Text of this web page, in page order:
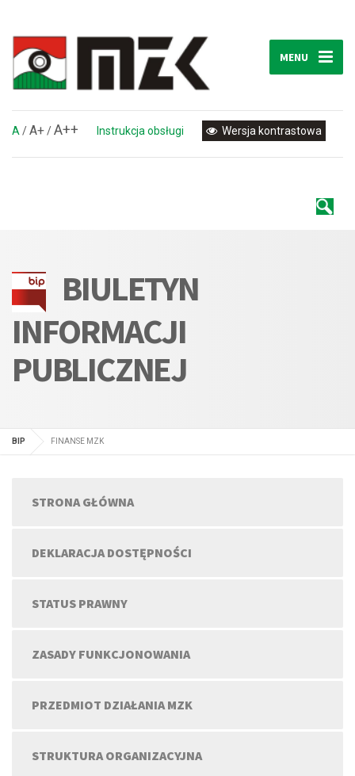
MENU
A/A+/A++ Instrukcja obsługi Wersja kontrastowa
BIULETYN
INFORMACJI
PUBLICZNEJ
BIP FINANSE MZK
STRONA GŁÓWNA
DEKLARACJA DOSTĘPNOŚCI
STATUS PRAWNY
ZASADY FUNKCJONOWANIA
PRZEDMIOT DZIAŁANIA MZK
STRUKTURA ORGANIZACYJNA